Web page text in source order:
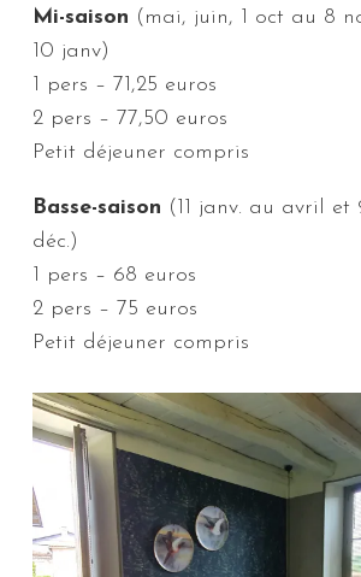
Mi-saison (mai, juin, 1 oct au 8
10 janv)
1 pers – 71,25 euros
2 pers – 77,50 euros
Petit déjeuner compris
Basse-saison (11 janv. au avril et
déc.)
1 pers – 68 euros
2 pers – 75 euros
Petit déjeuner compris